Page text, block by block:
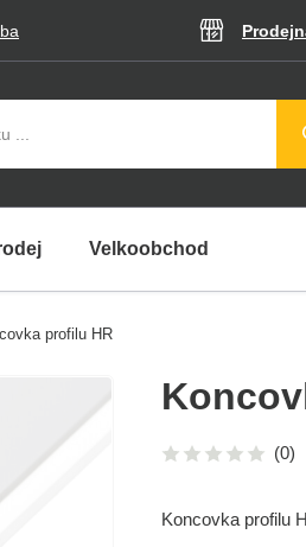
Velkoobchod
profilu HR
(0)
Koncovka profilu